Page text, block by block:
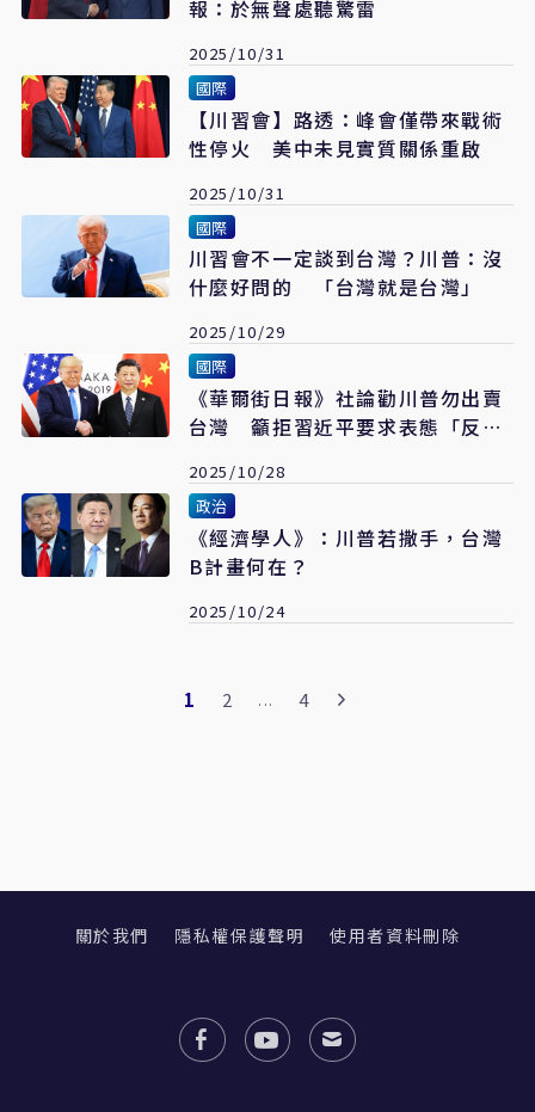
報：於無聲處聽驚雷
2025/10/31
國際
【川習會】路透：峰會僅帶來戰術
性停火 美中未見實質關係重啟
2025/10/31
國際
川習會不一定談到台灣？川普：沒
什麼好問的 「台灣就是台灣」
2025/10/29
國際
《華爾街日報》社論勸川普勿出賣
台灣 籲拒習近平要求表態「反對
2025/10/28
政治
《經濟學人》：川普若撒手，台灣
B計畫何在？
2025/10/24
1 2 ... 4
關於我們 隱私權保護聲明 使用者資料刪除